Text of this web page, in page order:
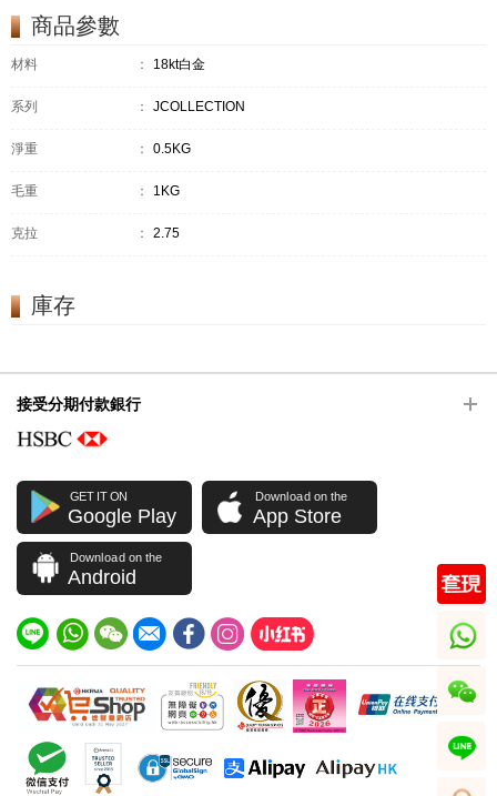
商品參數
材料 ： 18kt白金
系列 ： JCOLLECTION
淨重 ： 0.5KG
毛重 ： 1KG
克拉 ： 2.75
庫存
接受分期付款銀行
GET IT ON
Google Play
Download on the
App Store
Download on the
Android
whatsapp